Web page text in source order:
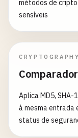
métodos de
sensíveis
CRYPTOGRAPHY
Aplica MD5, SHA-
à mesma entrada
status de